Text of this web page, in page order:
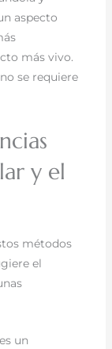
aspecto
más vivo.
se requiere
y el
métodos
el
un